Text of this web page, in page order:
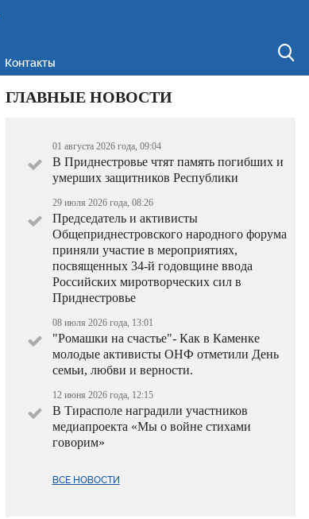
Контакты
ГЛАВНЫЕ НОВОСТИ
01 августа 2026 года, 09:04
В Приднестровье чтят память погибших и
умерших защитников Республики
29 июля 2026 года, 08:26
Председатель и активисты
Общеприднестровского народного форума
приняли участие в мероприятиях,
посвященных 34-й годовщине ввода
Российских миротворческих сил в
Приднестровье
08 июля 2026 года, 13:01
"Ромашки на счастье"- Как в Каменке
молодые активисты ОНФ отметили День
семьи, любви и верности.
12 июня 2026 года, 12:15
В Тирасполе наградили участников
медиапроекта «Мы о войне стихами
говорим»
ВСЕ НОВОСТИ